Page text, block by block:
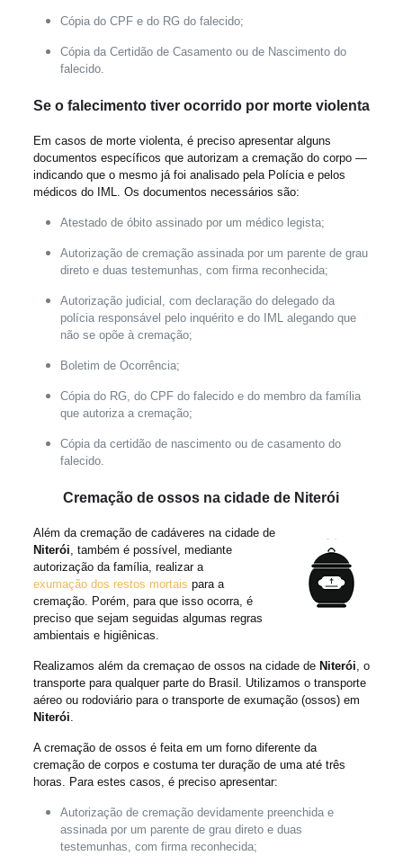
Cópia do CPF e do RG do falecido;
Cópia da Certidão de Casamento ou de Nascimento do
falecido.
Se o falecimento tiver ocorrido por morte violenta
Em casos de morte violenta, é preciso apresentar alguns
documentos específicos que autorizam a cremação do corpo —
indicando que o mesmo já foi analisado pela Polícia e pelos
médicos do IML. Os documentos necessários são:
Atestado de óbito assinado por um médico legista;
Autorização de cremação assinada por um parente de grau
direto e duas testemunhas, com firma reconhecida;
Autorização judicial, com declaração do delegado da
polícia responsável pelo inquérito e do IML alegando que
não se opõe à cremação;
Boletim de Ocorrência;
Cópia do RG, do CPF do falecido e do membro da família
que autoriza a cremação;
Cópia da certidão de nascimento ou de casamento do
falecido.
Cremação de ossos na cidade de Niterói
Além da cremação de cadáveres na cidade de
Niterói, também é possível, mediante
autorização da família, realizar a
exumação dos restos mortais para a
cremação. Porém, para que isso ocorra, é
preciso que sejam seguidas algumas regras
ambientais e higiênicas.
Realizamos além da cremaçao de ossos na cidade de Niterói, o
transporte para qualquer parte do Brasil. Utilizamos o transporte
aéreo ou rodoviário para o transporte de exumação (ossos) em
Niterói.
A cremação de ossos é feita em um forno diferente da
cremação de corpos e costuma ter duração de uma até três
horas. Para estes casos, é preciso apresentar:
Autorização de cremação devidamente preenchida e
assinada por um parente de grau direto e duas
testemunhas, com firma reconhecida;